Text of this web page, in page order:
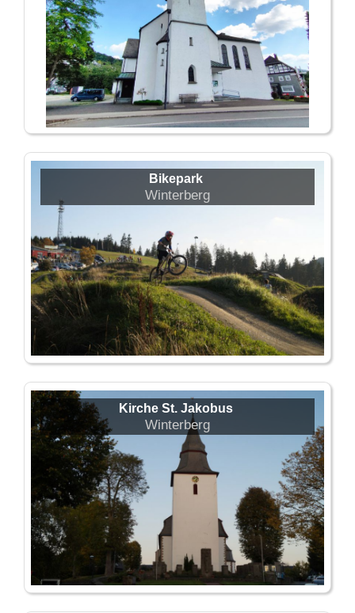
Bikepark
Winterberg
Kirche St. Jakobus
Winterberg